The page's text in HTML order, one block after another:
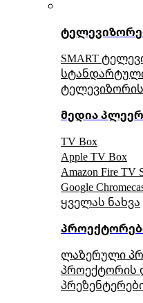
SMART
მედია
TV Box
Apple TV Box
Amazon Fire TV
Google
ყველას ნახვა
ლაზერული
პროექტორის